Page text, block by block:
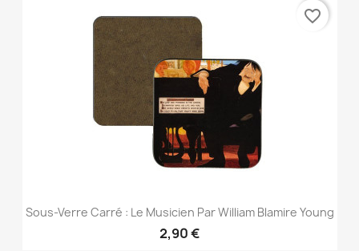
Sous-Verre Carré : Le Musicien Par William Blamire Young
2,90 €
favorite_border